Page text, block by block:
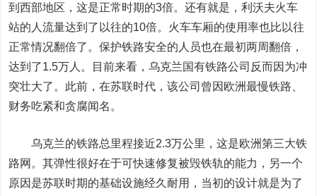
到西部地区，这是正常时期的3倍。还有就是，利沃夫火车
站的人流量达到了以往的10倍。火车车厢的使用率也比以往
正常情况翻倍了。保护铁路安全的人员也在最初两周翻倍，
达到了1.5万人。目前来看，乌克兰国有铁路公司反而因为冲
突壮大了。此前，在苏联时代，该公司曾因欧洲最慢铁路、
财务吃紧和贪腐闻名。
乌克兰的铁路总里程接近2.3万公里，这是欧洲第三大铁
路网。其弹性很好在于可快速修复被毁铁轨的能力，另一个
原因是苏联时期的基础设施经久耐用，当初的设计就是为了